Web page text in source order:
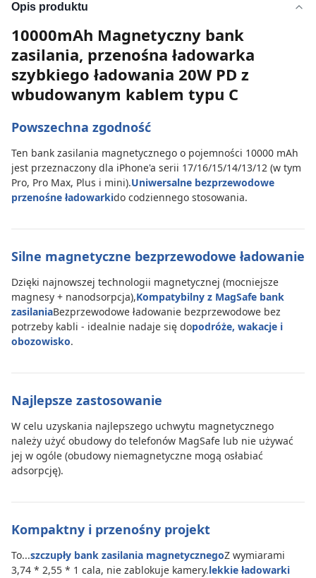
Opis produktu
10000mAh Magnetyczny bank
zasilania, przenośna ładowarka
szybkiego ładowania 20W PD z
wbudowanym kablem typu C
Powszechna zgodność
Ten bank zasilania magnetycznego o pojemności 10000 mAh
jest przeznaczony dla iPhone'a serii 17/16/15/14/13/12 (w tym
Pro, Pro Max, Plus i mini).Uniwersalne bezprzewodowe
przenośne ładowarkido codziennego stosowania.
Silne magnetyczne bezprzewodowe ładowanie
Dzięki najnowszej technologii magnetycznej (mocniejsze
magnesy + nanodsorpcja),Kompatybilny z MagSafe bank
zasilaniaBezprzewodowe ładowanie bezprzewodowe bez
potrzeby kabli - idealnie nadaje się dopodróże, wakacje i
obozowisko.
Najlepsze zastosowanie
W celu uzyskania najlepszego uchwytu magnetycznego
należy użyć obudowy do telefonów MagSafe lub nie używać
jej w ogóle (obudowy niemagnetyczne mogą osłabiać
adsorpcję).
Kompaktny i przenośny projekt
To...szczupły bank zasilania magnetycznegoZ wymiarami
3,74 * 2,55 * 1 cala, nie zablokuje kamery.lekkie ładowarki